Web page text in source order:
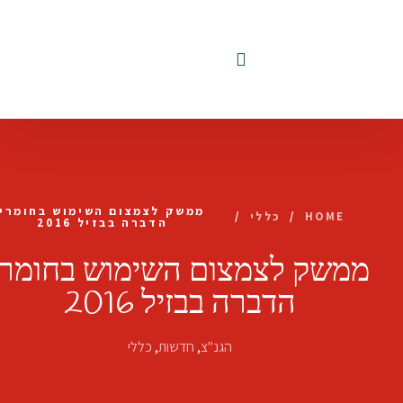
HOME
/ כללי / ממשק לצמצום השימוש
הדברה בבזיל 2016
ממשק לצמצום השימוש
הדברה בבזיל 2016
הגנ"צ, חדשות, כללי